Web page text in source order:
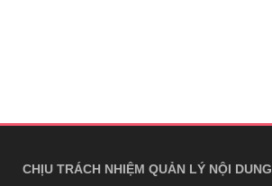
CHỊU TRÁCH NHIỆM QUẢN LÝ NỘI DUNG